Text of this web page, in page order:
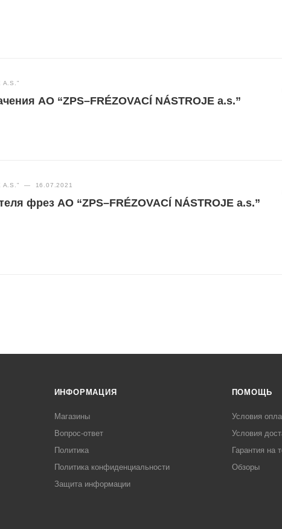
A.S.”
АО “ZPS–FRÉZOVACÍ NÁSTROJE a.s.”
A.S.” — 16.07.2021
фрез АО “ZPS–FRÉZOVACÍ NÁSTROJE a.s.”
ИНФОРМАЦИЯ
Магазины
Вопрос-ответ
Политика
Политика конфиденциальности
Защита информации
ПОМОЩЬ
Условия
Условия
Гарантия на
Обзоры